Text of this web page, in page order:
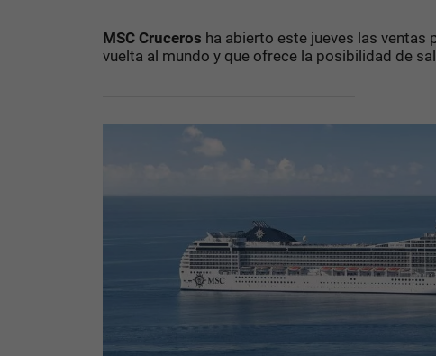
MSC Cruceros ha abierto este jueves las ventas
vuelta al mundo y que ofrece la posibilidad de